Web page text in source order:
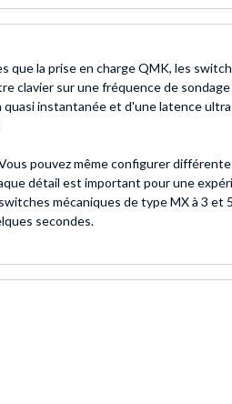
la prise en charge QMK, les
sur une fréquence de sondage
quasi instantanée et d'une latence
pouvez même configurer
détail est important pour une
mécaniques de type MX à 3 et
secondes.